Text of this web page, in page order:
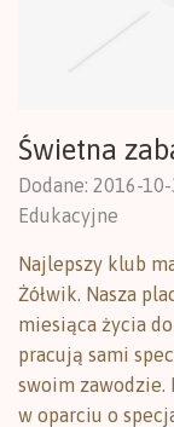
Świetna
Dodane: 2016-10-
Edukacyjne
Najlepszy klub
Żółwik. Nasza
miesiąca życia
pracują sami
swoim zawodzie.
w oparciu o